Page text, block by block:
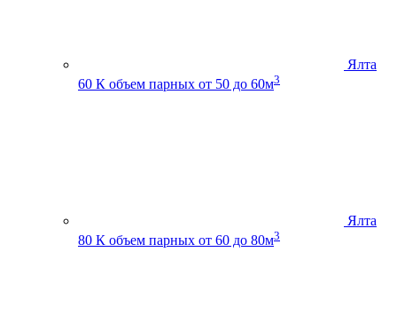
Ялта
60 К объем парных от 50 до 60м3
Ялта
80 К объем парных от 60 до 80м3